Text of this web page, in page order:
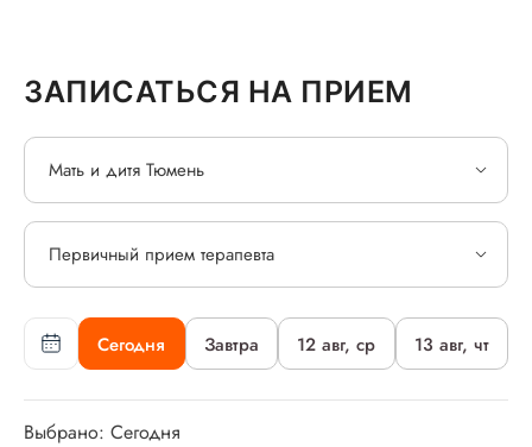
ЗАПИСАТЬСЯ НА ПРИЕМ
Сегодня Завтра 12 авг, ср 13 авг, чт
Выбрано: Сегодня
Мать и дитя Тюмень
Первичный прием терапевта